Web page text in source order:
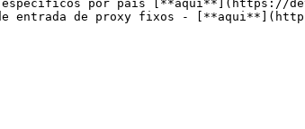
específicos por país [**aqui**](https://
de entrada de proxy fixos -